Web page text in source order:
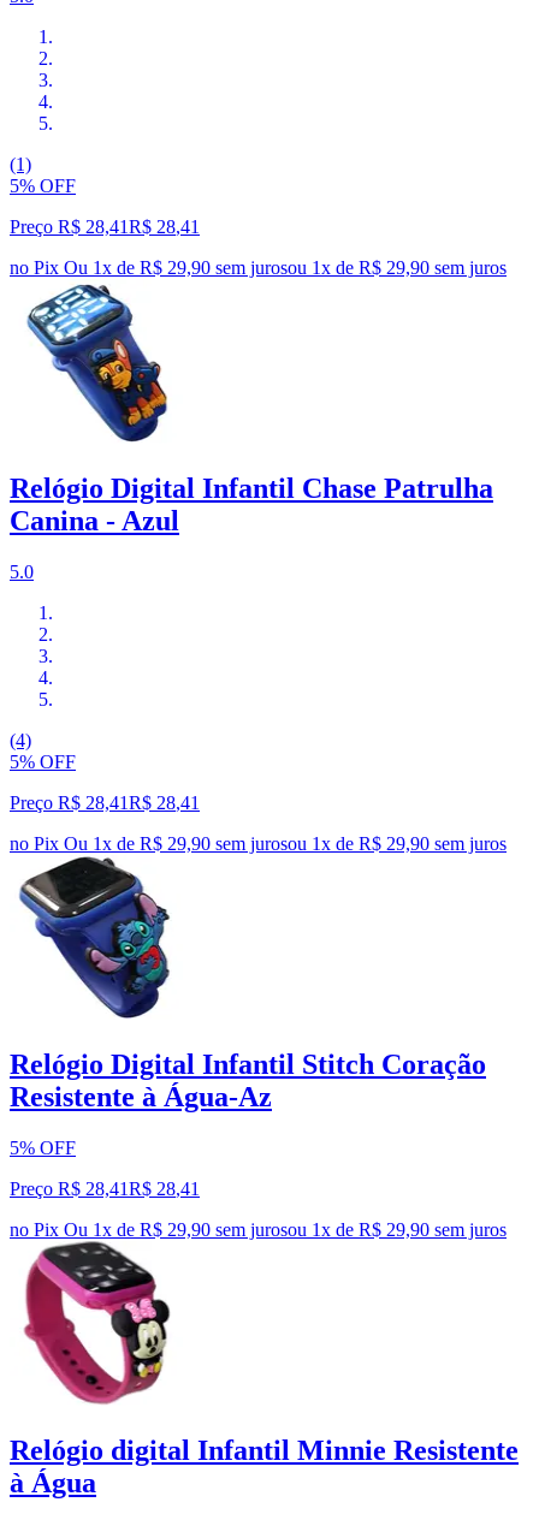
(1)
5% OFF
Preço R$ 28,41R$ 28,41
no Pix Ou 1x de R$ 29,90 sem jurosou 1x de R$ 29,90 sem juros
Relógio Digital Infantil Chase Patrulha
Canina - Azul
5.0
(4)
5% OFF
Preço R$ 28,41R$ 28,41
no Pix Ou 1x de R$ 29,90 sem jurosou 1x de R$ 29,90 sem juros
Relógio Digital Infantil Stitch Coração
Resistente à Água-Az
5% OFF
Preço R$ 28,41R$ 28,41
no Pix Ou 1x de R$ 29,90 sem jurosou 1x de R$ 29,90 sem juros
Relógio digital Infantil Minnie Resistente
à Água